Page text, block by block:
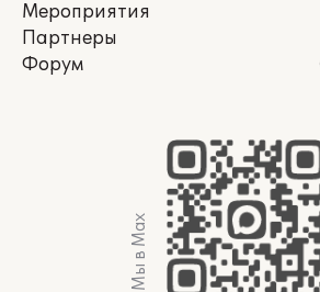
Мероприятия
Партнеры
Форум
Мы в Max